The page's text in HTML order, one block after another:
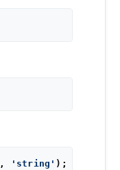
, 'string'